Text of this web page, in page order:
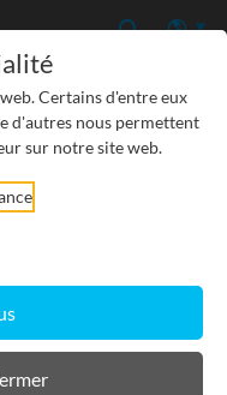
Certains d'entre eux
d'autres nous permettent
sur notre site web.